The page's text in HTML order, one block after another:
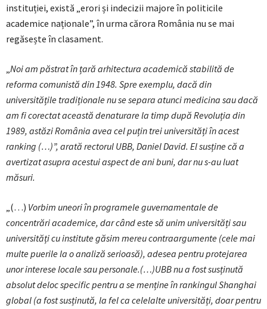
instituției, există „erori și indecizii majore în politicile
academice naționale”, în urma cărora România nu se mai
regăsește în clasament.
„Noi am păstrat în țară arhitectura academică stabilită de
reforma comunistă din 1948. Spre exemplu, dacă din
universitățile tradiționale nu se separa atunci medicina sau dacă
am fi corectat această denaturare la timp după Revoluția din
1989, astăzi România avea cel puțin trei universități în acest
ranking (…)”, arată rectorul UBB, Daniel David. El susține că a
avertizat asupra acestui aspect de ani buni, dar nu s-au luat
măsuri.
„(…) Vorbim uneori în programele guvernamentale de
concentrări academice, dar când este să unim universități sau
universități cu institute găsim mereu contraargumente (cele mai
multe puerile la o analiză serioasă), adesea pentru protejarea
unor interese locale sau personale.(…)UBB nu a fost susținută
absolut deloc specific pentru a se menține în rankingul Shanghai
global (a fost susținută, la fel ca celelalte universități, doar pentru